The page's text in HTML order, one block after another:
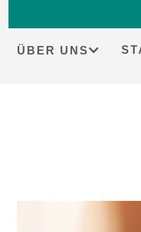
ÜBER UNS